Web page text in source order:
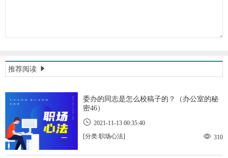
推荐阅读
委办的同志是怎么校稿子的？（办公室的秘
密46）
2021-11-13 00:35:40
[分类:职场心法]
310